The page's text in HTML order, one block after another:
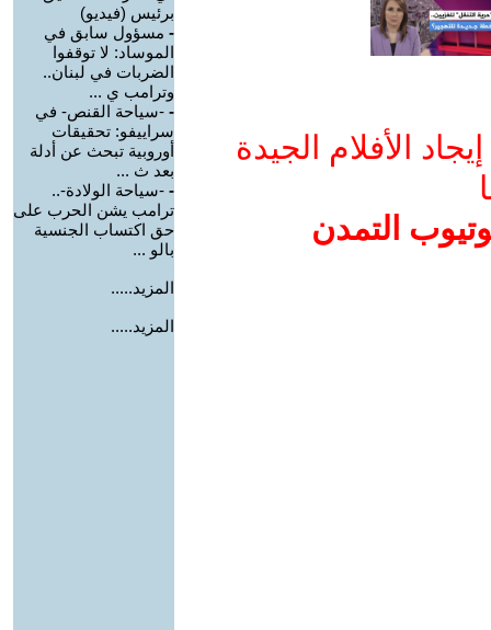
الأفلام الجيدة
التمدن
برئيس (فيديو)
- مسؤول سابق في
الموساد: لا توقفوا
الضربات في لبنان..
وترامب ي ...
- -سياحة القنص- في
سراييفو: تحقيقات
أوروبية تبحث عن أدلة
بعد ث ...
- -سياحة الولادة-..
ترامب يشن الحرب على
حق اكتساب الجنسية
بالو ...
المزيد.....
المزيد.....